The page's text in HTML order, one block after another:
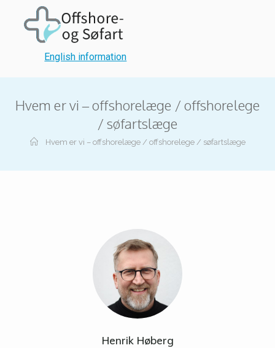
English information
Hvem er vi – offshorelæge / offshorelege
/ søfartslæge
Hvem er vi – offshorelæge / offshorelege / søfartslæge
Henrik Høberg